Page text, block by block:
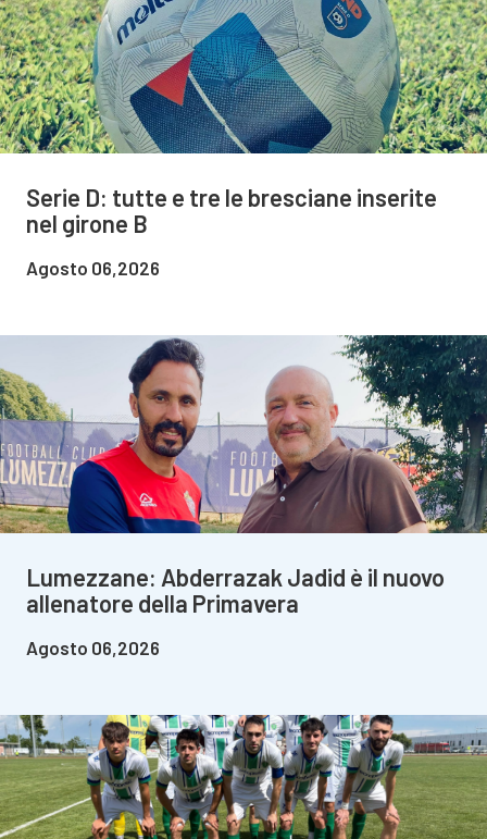
Serie D: tutte e tre le bresciane inserite
nel girone B
Agosto 06,2026
Lumezzane: Abderrazak Jadid è il nuovo
allenatore della Primavera
Agosto 06,2026